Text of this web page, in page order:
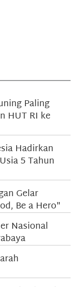
Paling
HUT RI ke
Hadirkan
5 Tahun
Gelar
Be a Hero"
Nasional